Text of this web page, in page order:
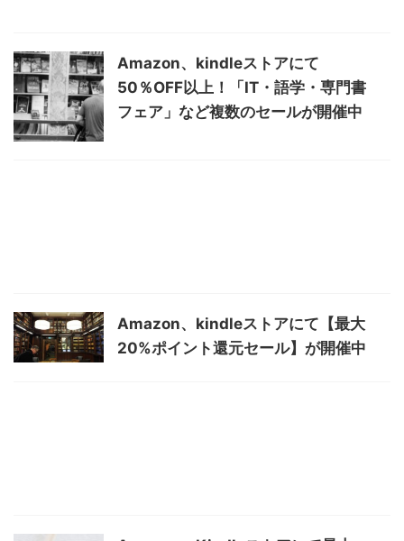
Amazon、kindleストアにて
50％OFF以上！「IT・語学・専門書
フェア」など複数のセールが開催中
Amazon、kindleストアにて【最大
20%ポイント還元セール】が開催中